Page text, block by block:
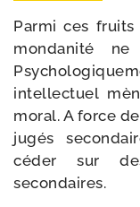
Parmi ces fruits
mon­da­ni­té
intel­lec­tuel
moral. A force
jugés
céder sur
secondaires.